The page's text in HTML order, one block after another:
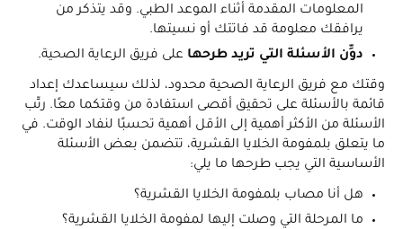
المعلومات المقدمة أثناء الموعد الطبي. وقد يتذكر من
يرافقك معلومة قد فاتتك أو نسيتها.
دوِّن الأسئلة التي تريد طرحها على فريق الرعاية الصحية.
وقتك مع فريق الرعاية الصحية محدود، لذلك سيساعدك إعداد
قائمة بالأسئلة على تحقيق أقصى استفادة من وقتكما معًا. رتِّب
الأسئلة من الأكثر أهمية إلى الأقل أهمية تحسبًا لنفاد الوقت. في
ما يتعلق بلمفومة الخلايا القشرية، تتضمن بعض الأسئلة
الأساسية التي يجب طرحها ما يلي:
هل أنا مصاب بلمفومة الخلايا القشرية؟
ما المرحلة التي وصلت إليها لمفومة الخلايا القشرية؟